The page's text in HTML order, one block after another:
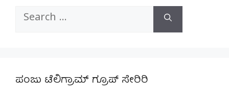
Search
ಪಂಜು ಟೆಲಿಗ್ರಾಮ್ ಗ್ರೂಪ್ ಸೇರಿರಿ